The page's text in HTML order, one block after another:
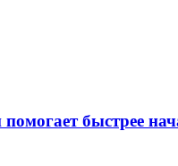
быстрее